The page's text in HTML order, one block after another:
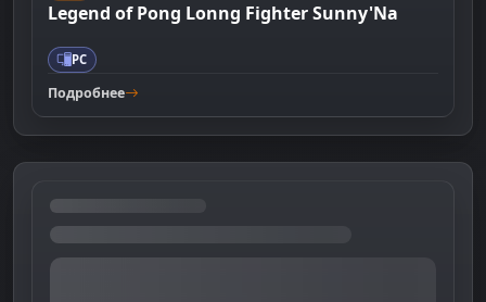
Legend of Pong Lonng Fighter Sunny'Na
PC
Подробнее